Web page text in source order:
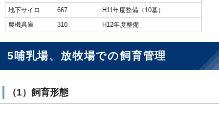
地下サイロ
667
H11年度整備（10基）
農機具庫
310 H12年度整備
5哺乳場、放牧場での飼育管理
（1）飼育形態